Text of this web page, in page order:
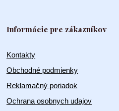
Informácie pre zákazníkov
Kontakty
Obchodné podmienky
Reklamačný poriadok
Ochrana osobnych udajov